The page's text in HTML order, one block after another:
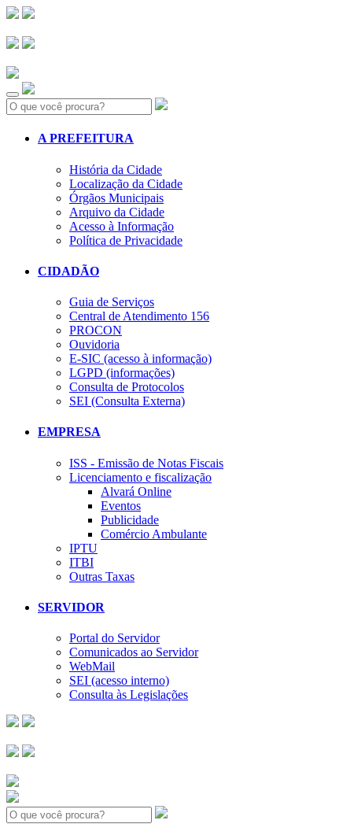
Search:
A PREFEITURA
História da Cidade
Localização da Cidade
Órgãos Municipais
Arquivo da Cidade
Acesso à Informação
Política de Privacidade
CIDADÃO
Guia de Serviços
Central de Atendimento 156
PROCON
Ouvidoria
E-SIC (acesso à informação)
LGPD (informações)
Consulta de Protocolos
SEI (Consulta Externa)
EMPRESA
ISS - Emissão de Notas Fiscais
Licenciamento e fiscalização
Alvará Online
Eventos
Publicidade
Comércio Ambulante
IPTU
ITBI
Outras Taxas
SERVIDOR
Portal do Servidor
Comunicados ao Servidor
WebMail
SEI (acesso interno)
Consulta às Legislações
Search: